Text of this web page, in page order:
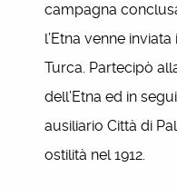
campagna
l’Etna venne
Turca. Partecipò
dell’Etna ed in
ausiliario Città di
ostilità nel 1912.